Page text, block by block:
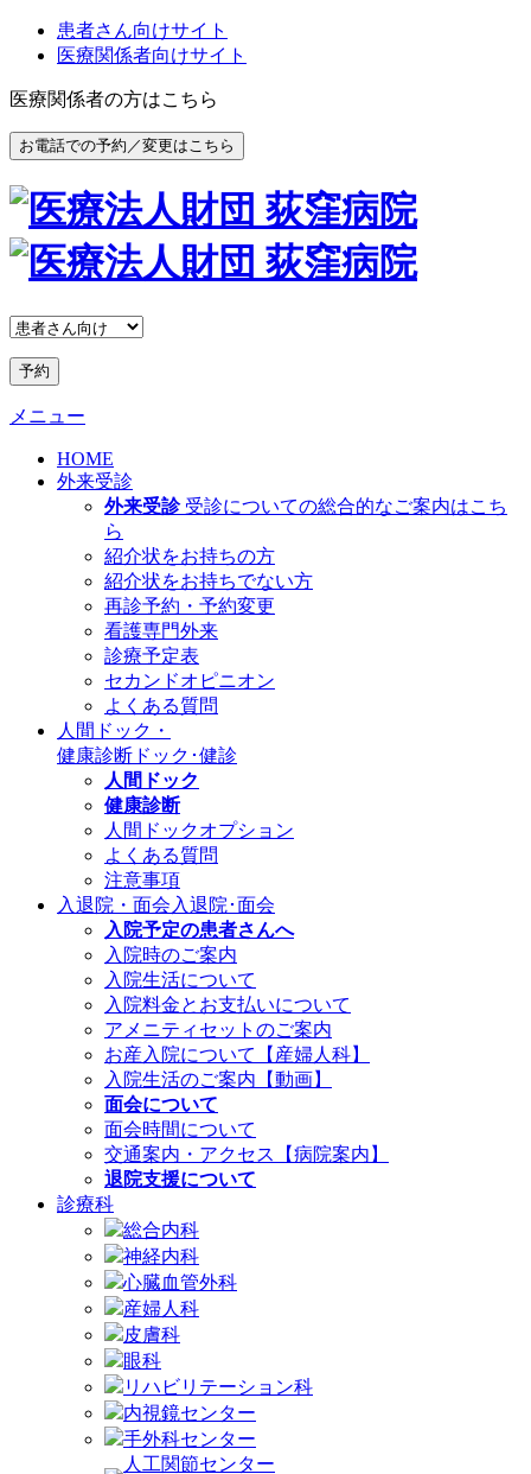
患者さん向けサイト
医療関係者向けサイト
医療関係者の方はこちら
お電話での予約／変更はこちら
予約
メニュー
HOME
外来受診
外来受診 受診についての総合的なご案内はこち
ら
紹介状をお持ちの方
紹介状をお持ちでない方
再診予約・予約変更
看護専門外来
診療予定表
セカンドオピニオン
よくある質問
人間ドック・
健康診断 ドック･健診
人間ドック
健康診断
人間ドックオプション
よくある質問
注意事項
入退院・面会 入退院･面会
入院予定の患者さんへ
入院時のご案内
入院生活について
入院料金とお支払いについて
アメニティセットのご案内
お産入院について【産婦人科】
入院生活のご案内【動画】
面会について
面会時間について
交通案内・アクセス【病院案内】
退院支援について
診療科
総合内科
神経内科
心臓血管外科
産婦人科
皮膚科
眼科
リハビリテーション科
内視鏡センター
手外科センター
人工関節センター